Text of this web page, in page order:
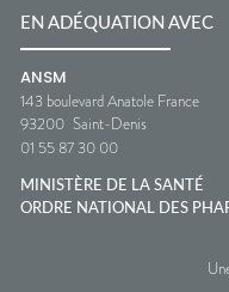
EN ADÉQUATION AVEC
ANSM
143 boulevard Anatole France
93200 Saint-Denis
01 55 87 30 00
MINISTÈRE DE LA SANTÉ
ORDRE NATIONAL DES